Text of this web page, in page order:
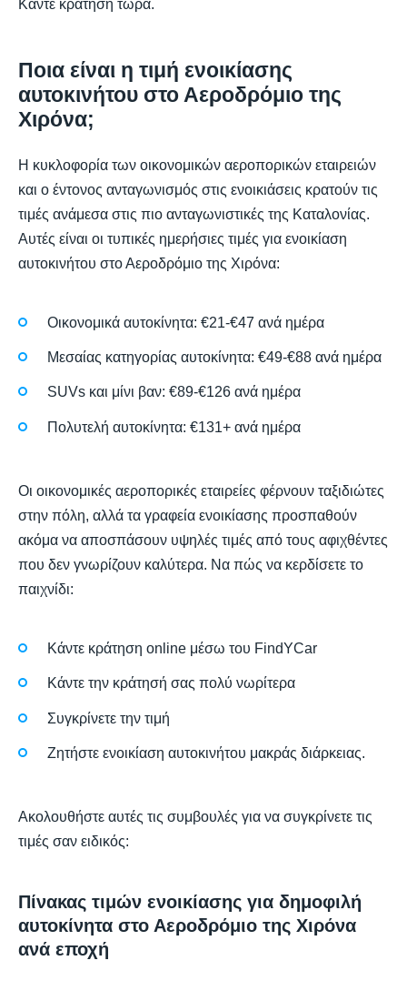
Κάντε κράτηση τώρα.
Ποια είναι η τιμή ενοικίασης
αυτοκινήτου στο Αεροδρόμιο της
Χιρόνα;
Η κυκλοφορία των οικονομικών αεροπορικών εταιρειών
και ο έντονος ανταγωνισμός στις ενοικιάσεις κρατούν τις
τιμές ανάμεσα στις πιο ανταγωνιστικές της Καταλονίας.
Αυτές είναι οι τυπικές ημερήσιες τιμές για ενοικίαση
αυτοκινήτου στο Αεροδρόμιο της Χιρόνα:
Οικονομικά αυτοκίνητα: €21-€47 ανά ημέρα
Μεσαίας κατηγορίας αυτοκίνητα: €49-€88 ανά ημέρα
SUVs και μίνι βαν: €89-€126 ανά ημέρα
Πολυτελή αυτοκίνητα: €131+ ανά ημέρα
Οι οικονομικές αεροπορικές εταιρείες φέρνουν ταξιδιώτες
στην πόλη, αλλά τα γραφεία ενοικίασης προσπαθούν
ακόμα να αποσπάσουν υψηλές τιμές από τους αφιχθέντες
που δεν γνωρίζουν καλύτερα. Να πώς να κερδίσετε το
παιχνίδι:
Κάντε κράτηση online μέσω του FindYCar
Κάντε την κράτησή σας πολύ νωρίτερα
Συγκρίνετε την τιμή
Ζητήστε ενοικίαση αυτοκινήτου μακράς διάρκειας.
Ακολουθήστε αυτές τις συμβουλές για να συγκρίνετε τις
τιμές σαν ειδικός:
Πίνακας τιμών ενοικίασης για δημοφιλή
αυτοκίνητα στο Αεροδρόμιο της Χιρόνα
ανά εποχή